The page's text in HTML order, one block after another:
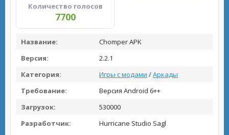
Количество голосов
7700
Название:
Chomper APK
Версия:
2.2.1
Категория:
Игры с модами /Аркады
Требование:
Версия Android 6++
Загрузок:
530000
Разработчик:
Hurricane Studio Sagl